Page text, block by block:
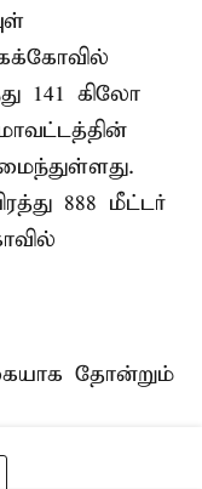
141 கிலோ
888 மீட்டர்
தோன்றும்